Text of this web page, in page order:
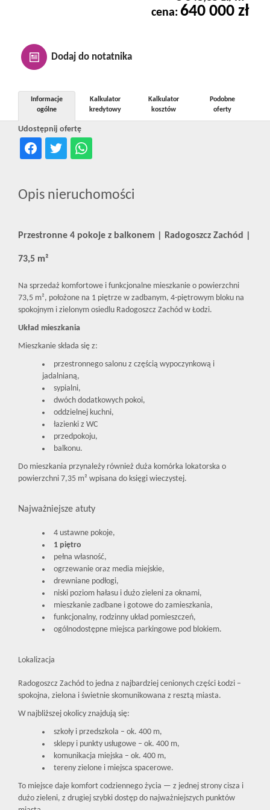
Kontakt
Oferty
cena: 640 000 zł
Dodaj do notatnika
Udostępnij ofertę
Informacje
ogólne
Kalkulator
kredytowy
Kalkulator
kosztów
Podobne
oferty
Opis nieruchomości
Przestronne 4 pokoje z balkonem | Radogoszcz Zachód |
73,5 m²
Na sprzedaż komfortowe i funkcjonalne mieszkanie o powierzchni
73,5 m², położone na 1 piętrze w zadbanym, 4-piętrowym bloku na
spokojnym i zielonym osiedlu Radogoszcz Zachód w Łodzi.
Układ mieszkania
Mieszkanie składa się z:
przestronnego salonu z częścią wypoczynkową i
jadalnianą,
sypialni,
dwóch dodatkowych pokoi,
oddzielnej kuchni,
łazienki z WC
przedpokoju,
balkonu.
Do mieszkania przynależy również duża komórka lokatorska o
powierzchni 7,35 m² wpisana do księgi wieczystej.
Najważniejsze atuty
4 ustawne pokoje,
1 piętro
pełna własność,
ogrzewanie oraz media miejskie,
drewniane podłogi,
niski poziom hałasu i dużo zieleni za oknami,
mieszkanie zadbane i gotowe do zamieszkania,
funkcjonalny, rodzinny układ pomieszczeń,
ogólnodostępne miejsca parkingowe pod blokiem.
Lokalizacja
Radogoszcz Zachód to jedna z najbardziej cenionych części Łodzi –
spokojna, zielona i świetnie skomunikowana z resztą miasta.
W najbliższej okolicy znajdują się:
szkoły i przedszkola – ok. 400 m,
sklepy i punkty usługowe – ok. 400 m,
komunikacja miejska – ok. 400 m,
tereny zielone i miejsca spacerowe.
To miejsce daje komfort codziennego życia — z jednej strony cisza i
dużo zieleni, z drugiej szybki dostęp do najważniejszych punktów